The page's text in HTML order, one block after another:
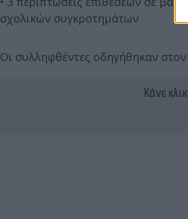
σχολικών συγκροτημάτων
Οι συλληφθέντες οδηγήθηκαν
Κάνε